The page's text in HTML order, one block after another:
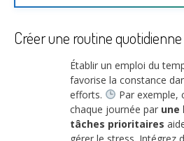
Créer une routine
Établir un emploi du
favorise la constance
efforts.
Par exemple,
chaque journée par une
tâches prioritaires
gérer le stress. Intégrez